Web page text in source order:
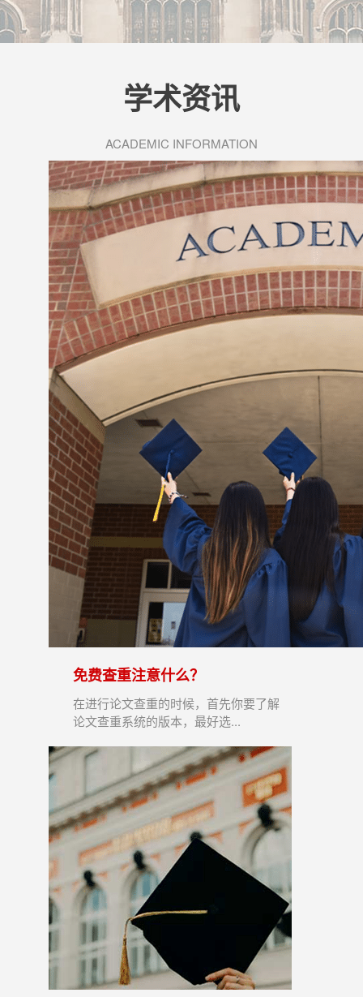
学术资讯
ACADEMIC INFORMATION
免费查重注意什么？
在进行论文查重的时候，首先你要了解
论文查重系统的版本，最好选...